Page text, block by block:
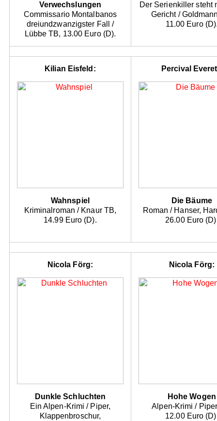
Verwechslungen
Commissario Montalbanos
dreiundzwanzigster Fall /
Lübbe TB, 13.00 Euro (D).
Der Serienkiller steht
Gericht /
11.00 Euro
Kilian Eisfeld:
Wahnspiel
Kriminalroman / Knaur TB,
14.99 Euro (D).
Percival
Die Bäume
Roman / Hanser,
26.00 Euro
Nicola Förg:
Dunkle Schluchten
Ein Alpen-Krimi / Piper,
Klappenbroschur,
Nicola Förg:
Hohe Wogen
Alpen-Krimi /
12.00 Euro